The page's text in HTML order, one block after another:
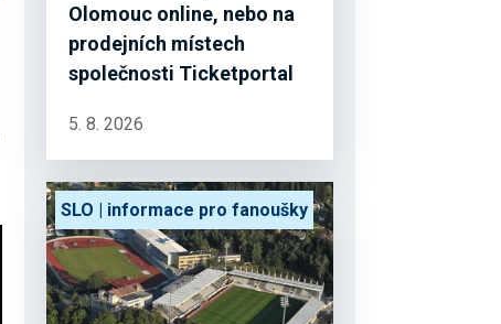
Olomouc online, nebo na
prodejních místech
společnosti Ticketportal
5. 8. 2026
SLO | informace pro fanoušky